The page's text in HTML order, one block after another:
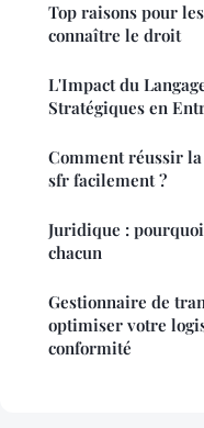
Top raisons pour
connaître le droit
L'Impact du
Stratégiques en
Comment réussir
sfr facilement ?
Juridique :
chacun
Gestionnaire de
optimiser votre
conformité